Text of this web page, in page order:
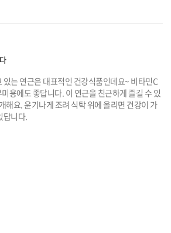
있는 연근은 대표적인 건강식품인데요~ 비타민C
용에도 좋답니다. 이 연근을 친근하게 즐길 수 있
해요. 윤기나게 조려 식탁 위에 올리면 건강이 가
답니다.